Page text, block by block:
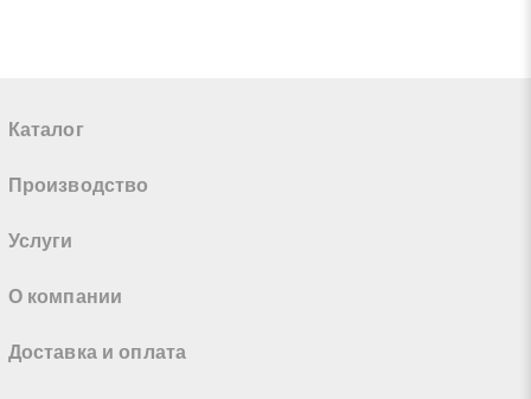
Каталог
Производство
Услуги
О компании
Доставка и оплата